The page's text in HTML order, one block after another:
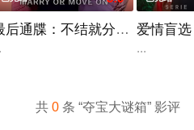
甚至用糖果戒指求婚。但现在
后通牒：不结就分第四季爱情盲
...
共0 条 “夺宝大谜箱” 影评